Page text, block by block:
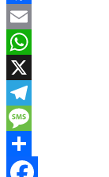
Facebook
Email
WhatsApp
X
Telegram
Message
Share